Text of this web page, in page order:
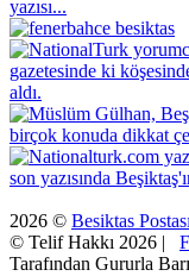
2026 © Besiktas Postası
© Telif Hakkı 2026 |
Tarafından Gururla